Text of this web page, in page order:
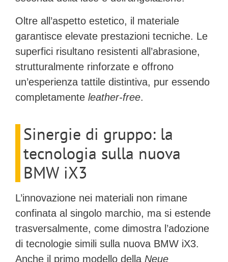
Oltre all’aspetto estetico, il materiale
garantisce elevate prestazioni tecniche. Le
superfici risultano resistenti all’abrasione,
strutturalmente rinforzate e offrono
un’esperienza tattile distintiva, pur essendo
completamente leather-free.
Sinergie di gruppo: la
tecnologia sulla nuova
BMW iX3
L’innovazione nei materiali non rimane
confinata al singolo marchio, ma si estende
trasversalmente, come dimostra l’adozione
di tecnologie simili sulla nuova BMW iX3.
Anche il primo modello della Neue